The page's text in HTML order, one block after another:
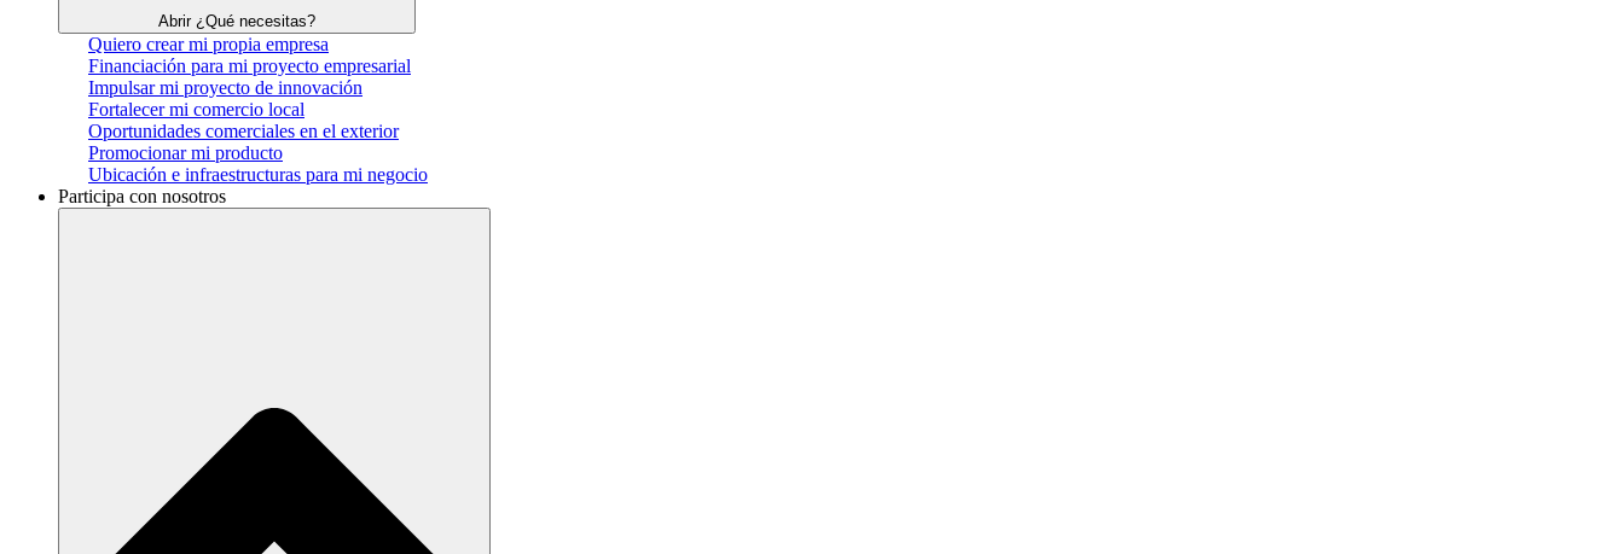
Abrir ¿Qué necesitas?
Quiero crear mi propia empresa
Financiación para mi proyecto empresarial
Impulsar mi proyecto de innovación
Fortalecer mi comercio local
Oportunidades comerciales en el exterior
Promocionar mi producto
Ubicación e infraestructuras para mi negocio
Participa con nosotros